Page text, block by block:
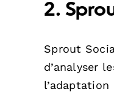
2.
Sprout
d’analyser